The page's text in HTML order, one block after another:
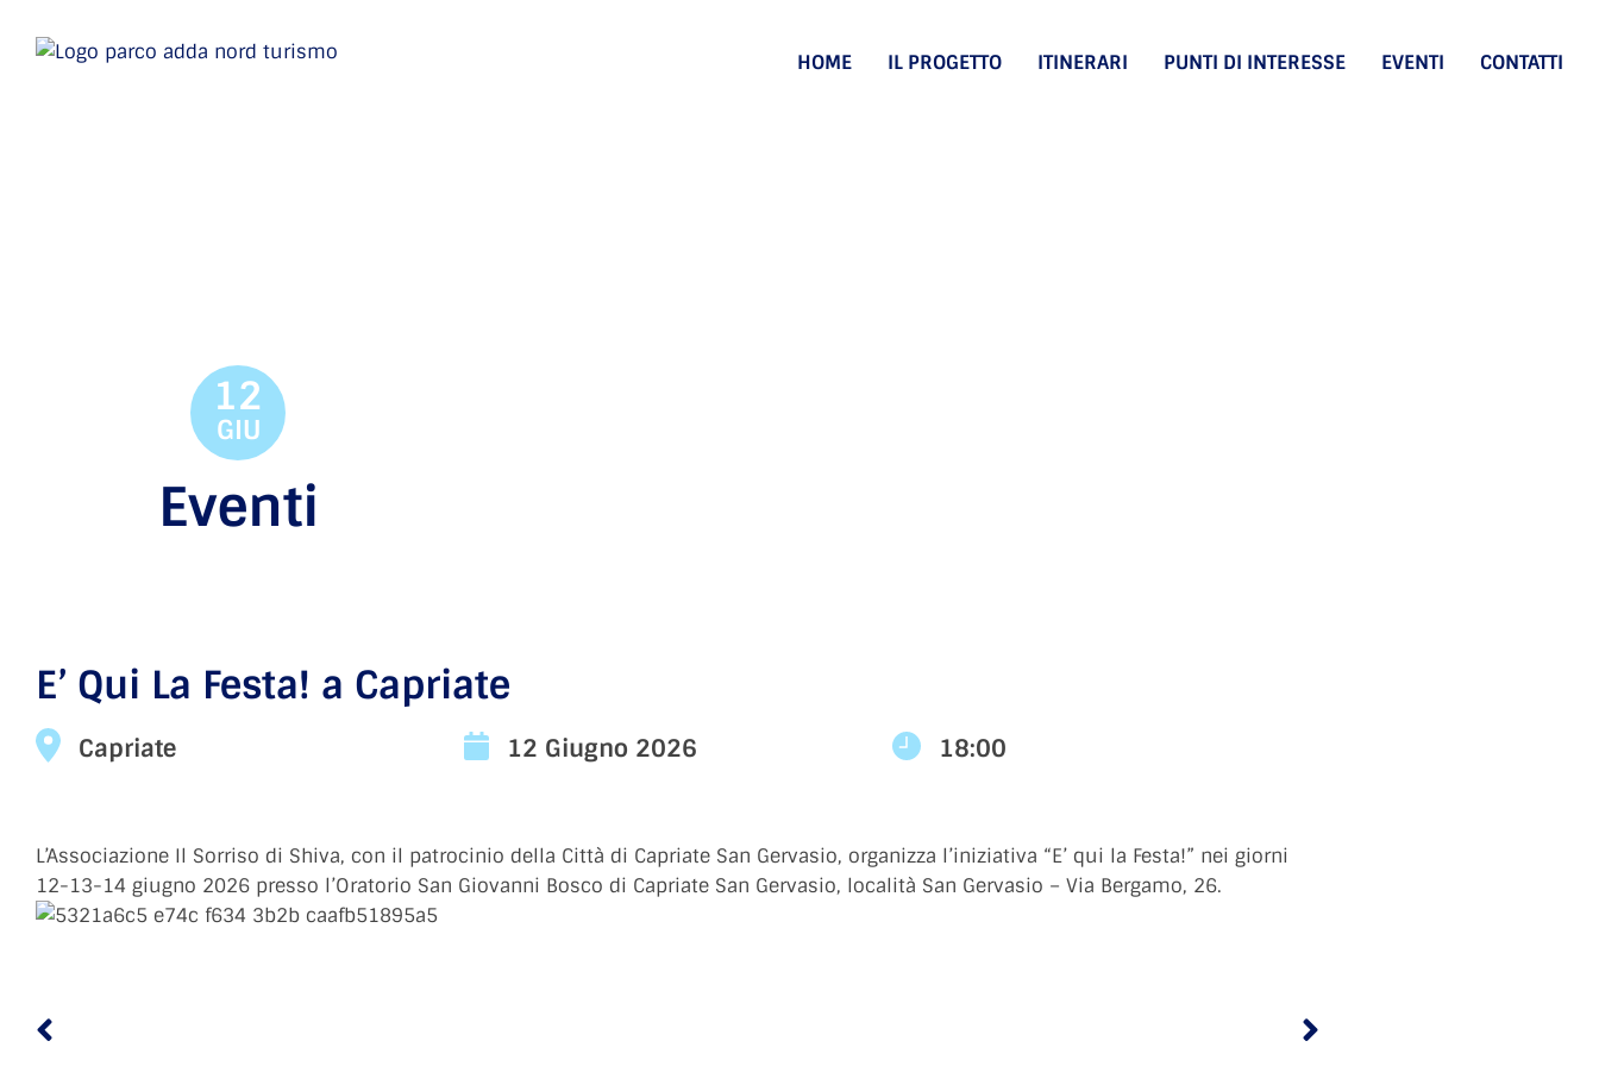
HOME IL PROGETTO ITINERARI PUNTI DI INTERESSE EVENTI CONTATTI
12
GIU
Eventi
E’ Qui La Festa! a Capriate
Capriate 12 Giugno 2026 18:00
L’Associazione Il Sorriso di Shiva, con il patrocinio della Città di Capriate San Gervasio, organizza l’iniziativa “E’ qui la Festa!” nei giorni
12-13-14 giugno 2026 presso l’Oratorio San Giovanni Bosco di Capriate San Gervasio, località San Gervasio – Via Bergamo, 26.